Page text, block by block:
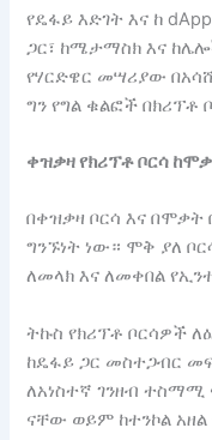
የዴፋይ እድገት እና ከ
ጋር፣ ከሜታማስክ እና
የሃርድዌር መሣሪያው
ግን የግል ቁልፎች በክሪፕቶ
ቀዝቃዛ የክሪፕቶ ቦርሳ
በቀዝቃዛ ቦርሳ እና በሞቃት
ግንኙነት ነው። ሞቅ ያለ
ለመላክ እና ለመቀበል
ትኩስ የክሪፕቶ ቦርሳዎች
ከዴፋይ ጋር መስተጋብር
ለአነስተኛ ገንዘብ ተስማሚ
ናቸው ወይም ከተንኮል